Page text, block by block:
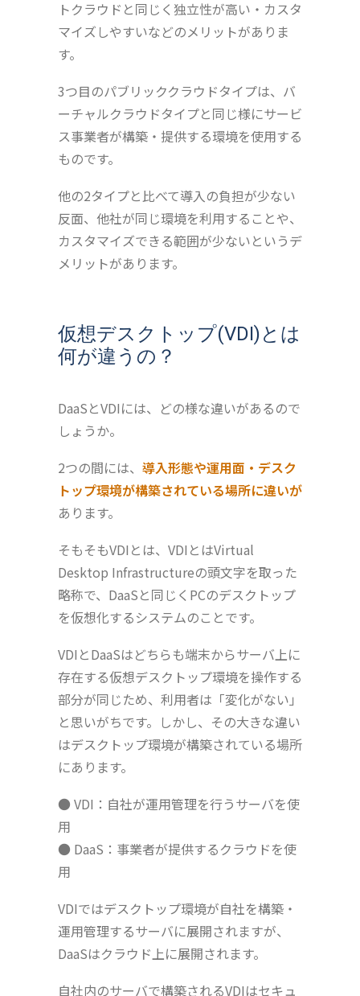
トクラウドと同じく独立性が高い・カスタ
マイズしやすいなどのメリットがありま
す。
3つ目のパブリッククラウドタイプは、バ
ーチャルクラウドタイプと同じ様にサービ
ス事業者が構築・提供する環境を使用する
ものです。
他の2タイプと比べて導入の負担が少ない
反面、他社が同じ環境を利用することや、
カスタマイズできる範囲が少ないというデ
メリットがあります。
仮想デスクトップ(VDI)とは
何が違うの？
DaaSとVDIには、どの様な違いがあるので
しょうか。
2つの間には、 導入形態や運用面・デスク
トップ環境が構築されている場所に違いが
あります。
そもそもVDIとは、VDIとはVirtual
Desktop Infrastructureの頭文字を取った
略称で、DaaSと同じくPCのデスクトップ
を仮想化するシステムのことです。
VDIとDaaSはどちらも端末からサーバ上に
存在する仮想デスクトップ環境を操作する
部分が同じため、利用者は「変化がない」
と思いがちです。しかし、その大きな違い
はデスクトップ環境が構築されている場所
にあります。
● VDI：自社が運用管理を行うサーバを使
用
● DaaS：事業者が提供するクラウドを使
用
VDIではデスクトップ環境が自社を構築・
運用管理するサーバに展開されますが、
DaaSはクラウド上に展開されます。
自社内のサーバで構築されるVDIはセキュ